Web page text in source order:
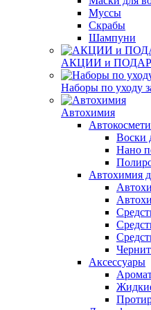
Муссы
Скрабы
Шампуни
АКЦИИ и
Наборы по уходу
Автохимия
Воски
Нано
Автохимия
Аксессуары